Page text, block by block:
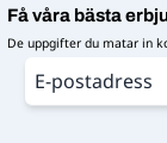
Få våra bästa
De uppgifter du matar in